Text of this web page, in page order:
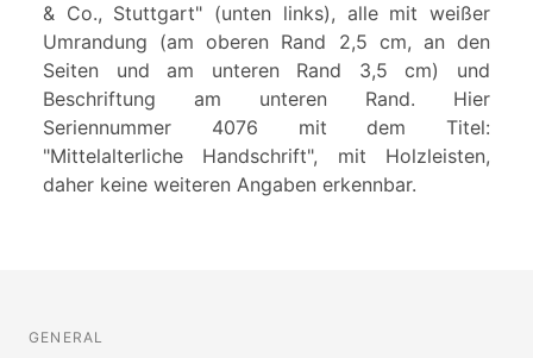
& Co., Stuttgart" (unten links), alle mit weißer
Umrandung (am oberen Rand 2,5 cm, an den
Seiten und am unteren Rand 3,5 cm) und
Beschriftung am unteren Rand. Hier
Seriennummer 4076 mit dem Titel:
"Mittelalterliche Handschrift", mit Holzleisten,
daher keine weiteren Angaben erkennbar.
GENERAL